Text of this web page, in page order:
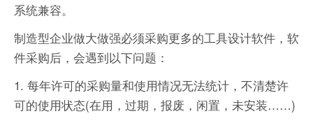
系统兼容。
制造型企业做大做强必须采购更多的工具设计软件，软
件采购后，会遇到以下问题：
1. 每年许可的采购量和使用情况无法统计，不清楚许
可的使用状态(在用，过期，报废，闲置，未安装……)